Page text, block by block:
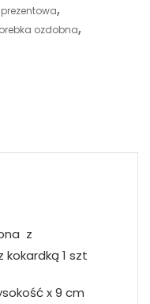
,
ozdobna,
z
1 szt
x 9 cm